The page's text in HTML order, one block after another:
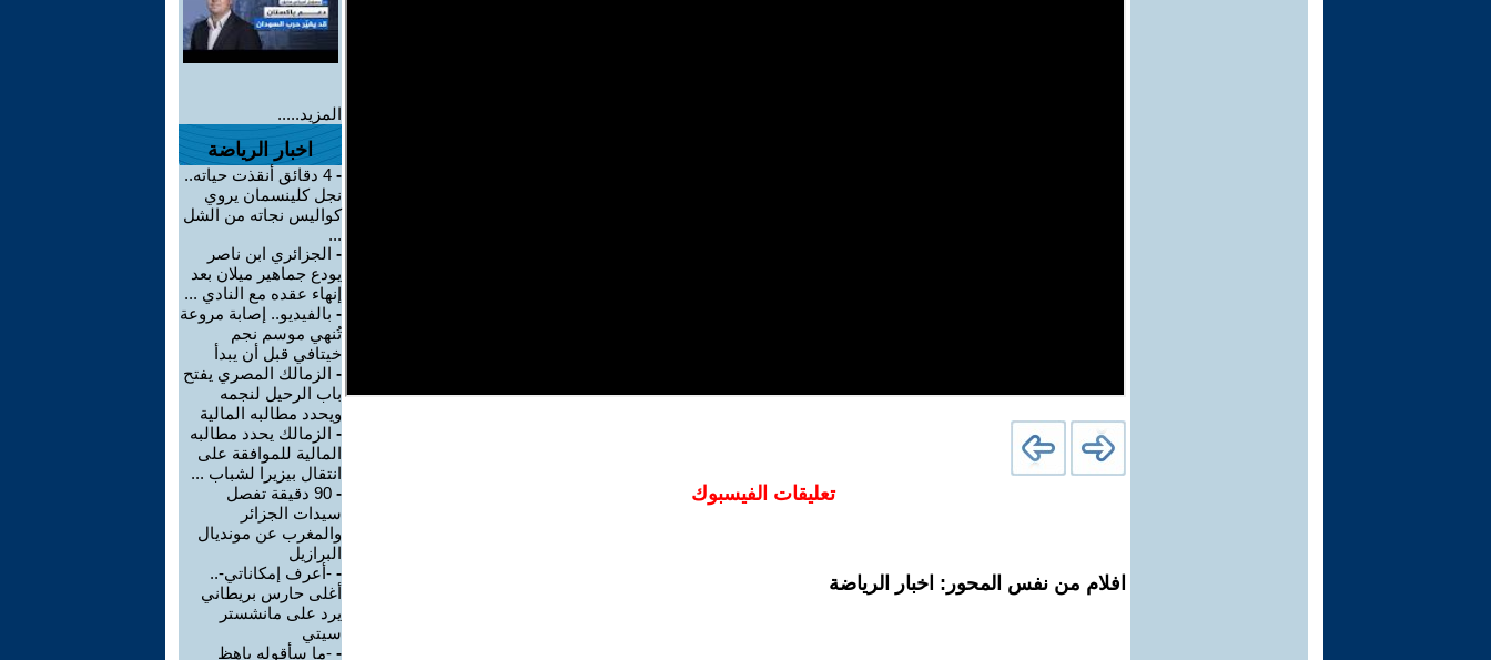
تعليقات الفيسبوك
افلام من نفس المحور: اخبار الرياضة
المزيد.....
اخبار الرياضة
-
4 دقائق أنقذت حياته..
نجل كلينسمان يروي
كواليس نجاته من الشل
...
- الجزائري ابن ناصر
يودع جماهير ميلان بعد
إنهاء عقده مع النادي ...
- بالفيديو.. إصابة مروعة
تُنهي موسم نجم
خيتافي قبل أن يبدأ
- الزمالك المصري يفتح
باب الرحيل لنجمه
ويحدد مطالبه المالية
- الزمالك يحدد مطالبه
المالية للموافقة على
انتقال بيزيرا لشباب ...
-
90 دقيقة تفصل
سيدات الجزائر
والمغرب عن مونديال
البرازيل
- -أعرف إمكاناتي-..
أغلى حارس بريطاني
يرد على مانشستر
سيتي
- -ما سأقوله باهظ